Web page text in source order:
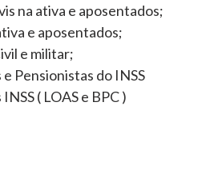
na ativa e aposentados;
e aposentados;
e militar;
Pensionistas do INSS
( LOAS e BPC )